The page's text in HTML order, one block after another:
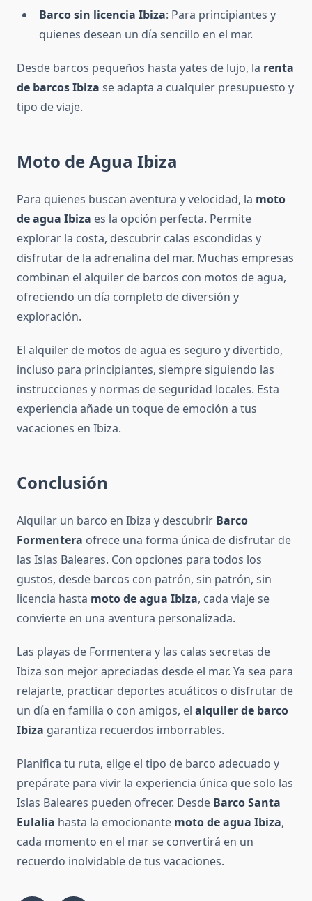
Barco sin licencia Ibiza: Para principiantes y
quienes desean un día sencillo en el mar.
Desde barcos pequeños hasta yates de lujo, la renta
de barcos Ibiza se adapta a cualquier presupuesto y
tipo de viaje.
Moto de Agua Ibiza
Para quienes buscan aventura y velocidad, la moto
de agua Ibiza es la opción perfecta. Permite
explorar la costa, descubrir calas escondidas y
disfrutar de la adrenalina del mar. Muchas empresas
combinan el alquiler de barcos con motos de agua,
ofreciendo un día completo de diversión y
exploración.
El alquiler de motos de agua es seguro y divertido,
incluso para principiantes, siempre siguiendo las
instrucciones y normas de seguridad locales. Esta
experiencia añade un toque de emoción a tus
vacaciones en Ibiza.
Conclusión
Alquilar un barco en Ibiza y descubrir Barco
Formentera ofrece una forma única de disfrutar de
las Islas Baleares. Con opciones para todos los
gustos, desde barcos con patrón, sin patrón, sin
licencia hasta moto de agua Ibiza, cada viaje se
convierte en una aventura personalizada.
Las playas de Formentera y las calas secretas de
Ibiza son mejor apreciadas desde el mar. Ya sea para
relajarte, practicar deportes acuáticos o disfrutar de
un día en familia o con amigos, el alquiler de barco
Ibiza garantiza recuerdos imborrables.
Planifica tu ruta, elige el tipo de barco adecuado y
prepárate para vivir la experiencia única que solo las
Islas Baleares pueden ofrecer. Desde Barco Santa
Eulalia hasta la emocionante moto de agua Ibiza,
cada momento en el mar se convertirá en un
recuerdo inolvidable de tus vacaciones.